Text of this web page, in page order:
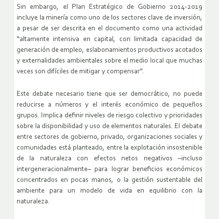
Sin embargo, el Plan Estratégico de Gobierno 2014-2019
incluye la minería como uno de los sectores clave de inversión,
a pesar de ser descrita en el documento como una actividad
“altamente intensiva en capital, con limitada capacidad de
generación de empleo, eslabonamientos productivos acotados
y externalidades ambientales sobre el medio local que muchas
veces son difíciles de mitigar y compensar”.
Este debate necesario tiene que ser democrático, no puede
reducirse a números y el interés económico de pequeños
grupos. Implica definir niveles de riesgo colectivo y prioridades
sobre la disponibilidad y uso de elementos naturales. El debate
entre sectores de gobierno, privado, organizaciones sociales y
comunidades está planteado, entre la explotación insostenible
de la naturaleza con efectos netos negativos –incluso
intergeneracionalmente– para lograr beneficios económicos
concentrados en pocas manos, o la gestión sustentable del
ambiente para un modelo de vida en equilibrio con la
naturaleza.